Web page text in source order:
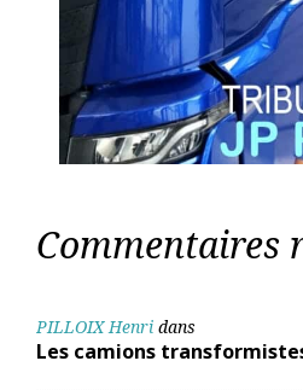
Commentaires
PILLOIX Henri dans
Les camions